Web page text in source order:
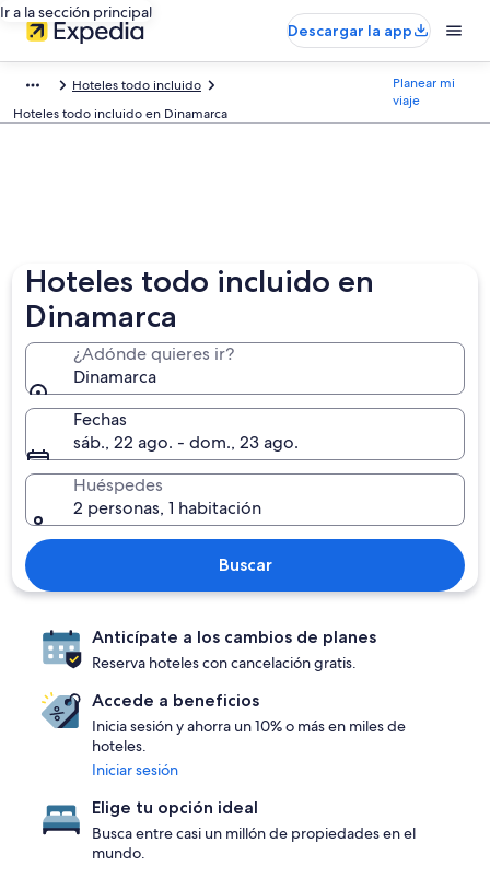
Ir a la sección principal
Descargar la app
Hoteles todo incluido
Hoteles todo incluido en Dinamarca
Planear mi
viaje
Hoteles todo incluido en
Dinamarca
¿Adónde quieres ir?
Dinamarca
Fechas
sáb., 22 ago. - dom., 23 ago.
Huéspedes
2 personas, 1 habitación
Buscar
Anticípate a los cambios de planes
Reserva hoteles con cancelación gratis.
Accede a beneficios
Inicia sesión y ahorra un 10% o más en miles de
hoteles.
Iniciar sesión
Elige tu opción ideal
Busca entre casi un millón de propiedades en el
mundo.